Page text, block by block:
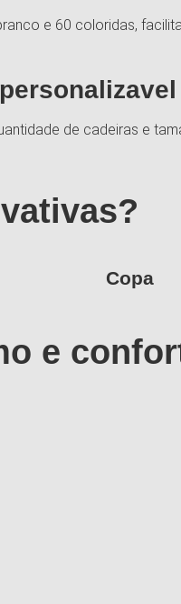
e 60 coloridas,
de cadeiras e
Copa
e